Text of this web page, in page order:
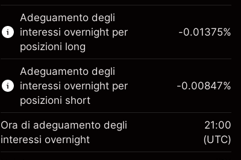
Questo mercato finanziario è disponibile per il
trading di CFD.
Scopri di più su:
CFD
Adeguamento degli
interessi overnight per
posizioni long
Margine. Il tuo
-0.01375%
Adeguamento degli
interessi overnight per
posizioni short
-0.00847%
Ora di adeguamento degli
interessi overnight
21:00
(UTC)